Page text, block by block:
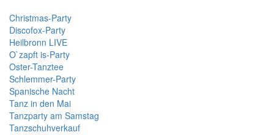
Christmas-Party
Discofox-Party
Heilbronn LIVE
O`zapft is-Party
Oster-Tanztee
Schlemmer-Party
Spanische Nacht
Tanz in den Mai
Tanzparty am Samstag
Tanzschuhverkauf